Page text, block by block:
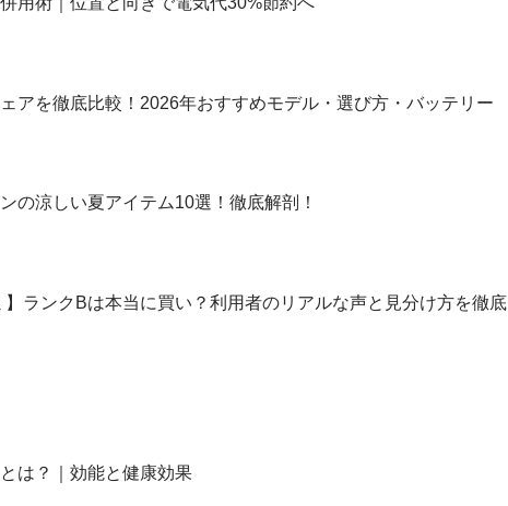
アを徹底比較！2026年おすすめモデル・選び方・バッテリー
の涼しい夏アイテム10選！徹底解剖！
】ランクBは本当に買い？利用者のリアルな声と見分け方を徹底
は？｜効能と健康効果